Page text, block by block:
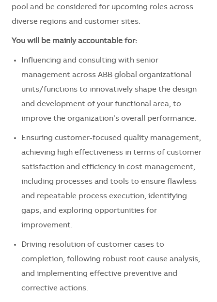
pool and be considered for upcoming roles across
diverse regions and customer sites.
You will be mainly accountable for:
Influencing and consulting with senior
management across ABB global organizational
units/functions to innovatively shape the design
and development of your functional area, to
improve the organization’s overall performance.
Ensuring customer-focused quality management,
achieving high effectiveness in terms of customer
satisfaction and efficiency in cost management,
including processes and tools to ensure flawless
and repeatable process execution, identifying
gaps, and exploring opportunities for
improvement.
Driving resolution of customer cases to
completion, following robust root cause analysis,
and implementing effective preventive and
corrective actions.